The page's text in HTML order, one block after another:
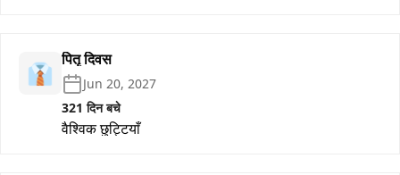
👔 पितृ दिवस
Jun 20, 2027
321 दिन बचे
वैश्विक छुट्टियाँ